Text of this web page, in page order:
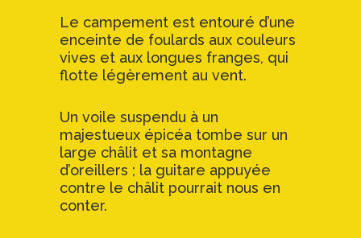
Le campement est entouré d’une
enceinte de foulards aux couleurs
vives et aux longues franges, qui
flotte légèrement au vent.
Un voile suspendu à un
majestueux épicéa tombe sur un
large châlit et sa montagne
d’oreillers ; la guitare appuyée
contre le châlit pourrait nous en
conter.